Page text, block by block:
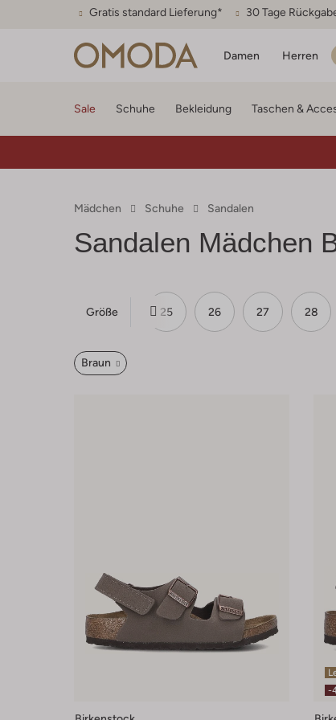
Gratis standard Lieferung* 30 Tage
Damen Herren
Sale Schuhe Bekleidung Taschen &
Mädchen Schuhe Sandalen
Sandalen Mädchen
Größe
24 25 26 27 28
Braun
-